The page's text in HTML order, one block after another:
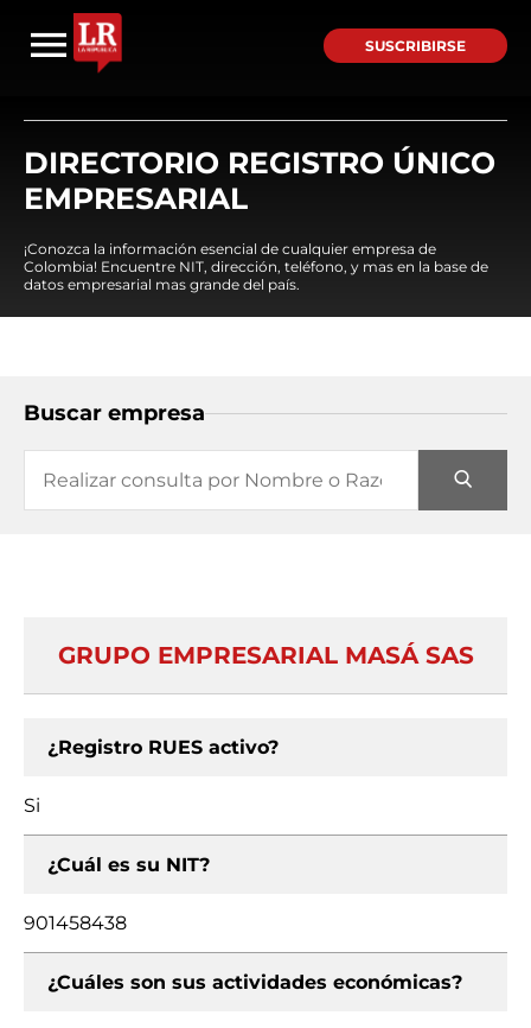
SUSCRIBIRSE
DIRECTORIO REGISTRO ÚNICO
EMPRESARIAL
¡Conozca la información esencial de cualquier empresa de
Colombia! Encuentre NIT, dirección, teléfono, y mas en la base de
datos empresarial mas grande del país.
Buscar empresa
GRUPO EMPRESARIAL MASÁ SAS
¿Registro RUES activo?
Si
¿Cuál es su NIT?
901458438
¿Cuáles son sus actividades económicas?